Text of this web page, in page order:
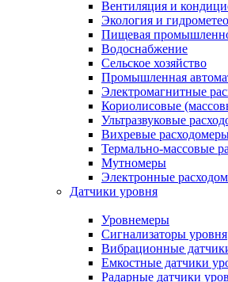
Вентиляция и
Экология и
Пищевая
Водоснабжение
Сельское хозяйство
Промышленная
Электромагнитные
Кориолисовые
Ультразвуковые
Вихревые
Термально-массовые
Мутномеры
Электронные
Датчики уровня
Уровнемеры
Сигнализаторы уровня
Вибрационные
Емкостные датчики
Радарные датчики